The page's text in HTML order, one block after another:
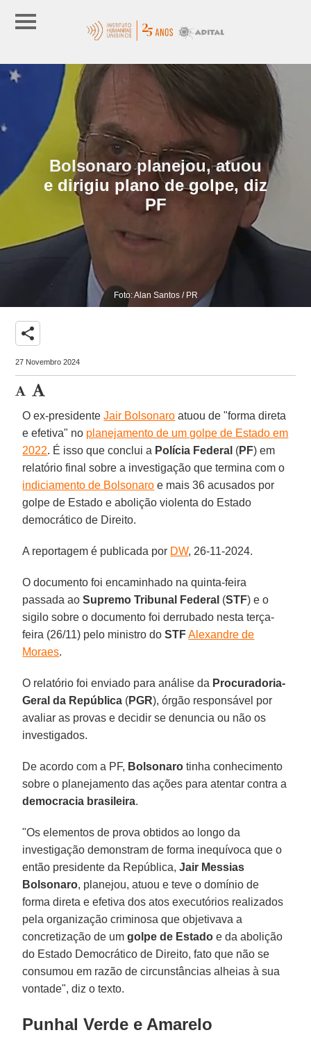
Bolsonaro planejou, atuou
e dirigiu plano de golpe, diz
PF
Foto: Alan Santos / PR
share
27 Novembro 2024
O ex-presidenteJair Bolsonaro atuou de "forma direta
e efetiva" no planejamento de um golpe de Estado em
2022. É isso que conclui a Polícia Federal (PF) em
relatório final sobre a investigação que termina com o
indiciamento de Bolsonaro e mais 36 acusados por
golpe de Estado e abolição violenta do Estado
democrático de Direito.
A reportagem é publicada por DW, 26-11-2024.
O documento foi encaminhado na quinta-feira
passada aoSupremo Tribunal Federal (STF) e o
sigilo sobre o documento foi derrubado nesta terça-
feira (26/11) pelo ministro doSTF Alexandre de
Moraes.
O relatório foi enviado para análise da Procuradoria-
Geral da República (PGR), órgão responsável por
avaliar as provas e decidir se denuncia ou não os
investigados.
De acordo com a PF, Bolsonaro tinha conhecimento
sobre o planejamento das ações para atentar contra a
democracia brasileira.
"Os elementos de prova obtidos ao longo da
investigação demonstram de forma inequívoca que o
então presidente da República,Jair Messias
Bolsonaro, planejou, atuou e teve o domínio de
forma direta e efetiva dos atos executórios realizados
pela organização criminosa que objetivava a
concretização de umgolpe de Estado e da abolição
do Estado Democrático de Direito, fato que não se
consumou em razão de circunstâncias alheias à sua
vontade", diz o texto.
Punhal Verde e Amarelo